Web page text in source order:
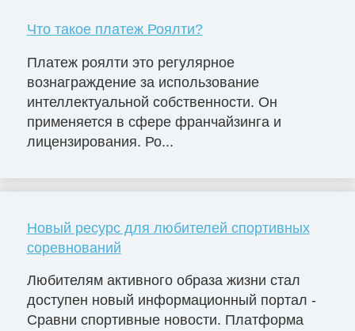
Что такое платеж Роялти?
Платеж роялти это регулярное
вознаграждение за использование
интеллектуальной собственности. Он
применяется в сфере франчайзинга и
лицензирования. Ро...
Новый ресурс для любителей спортивных
соревнований
Любителям активного образа жизни стал
доступен новый информационный портал -
Сравни спортивные новости. Платформа